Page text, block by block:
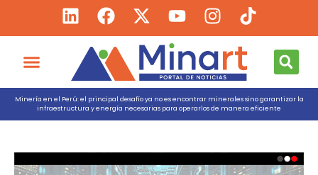
Minería en el Perú: el principal desafío ya no es encontrar minerales sino garantizar la
infraestructura y energía necesarias para operarlos de manera eficiente